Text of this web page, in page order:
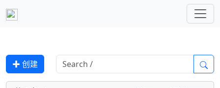
✚ 创建